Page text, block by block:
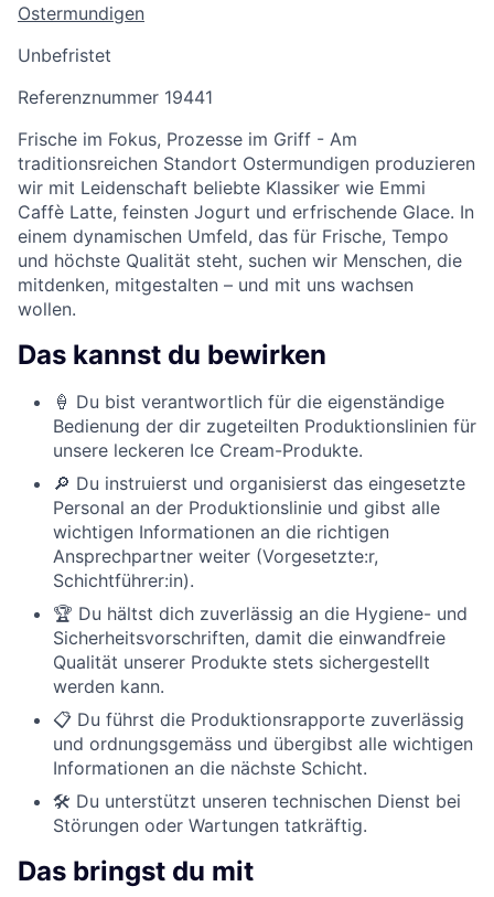
Ostermundigen
Unbefristet
Referenznummer 19441
Frische im Fokus, Prozesse im Griff - Am
traditionsreichen Standort Ostermundigen produzieren
wir mit Leidenschaft beliebte Klassiker wie Emmi
Caffè Latte, feinsten Jogurt und erfrischende Glace. In
einem dynamischen Umfeld, das für Frische, Tempo
und höchste Qualität steht, suchen wir Menschen, die
mitdenken, mitgestalten – und mit uns wachsen
wollen.
Das kannst du bewirken
🍦 Du bist verantwortlich für die eigenständige
Bedienung der dir zugeteilten Produktionslinien für
unsere leckeren Ice Cream-Produkte.
🔎 Du instruierst und organisierst das eingesetzte
Personal an der Produktionslinie und gibst alle
wichtigen Informationen an die richtigen
Ansprechpartner weiter (Vorgesetzte:r,
Schichtführer:in).
🏆 Du hältst dich zuverlässig an die Hygiene- und
Sicherheitsvorschriften, damit die einwandfreie
Qualität unserer Produkte stets sichergestellt
werden kann.
📋 Du führst die Produktionsrapporte zuverlässig
und ordnungsgemäss und übergibst alle wichtigen
Informationen an die nächste Schicht.
🛠️ Du unterstützt unseren technischen Dienst bei
Störungen oder Wartungen tatkräftig.
Das bringst du mit